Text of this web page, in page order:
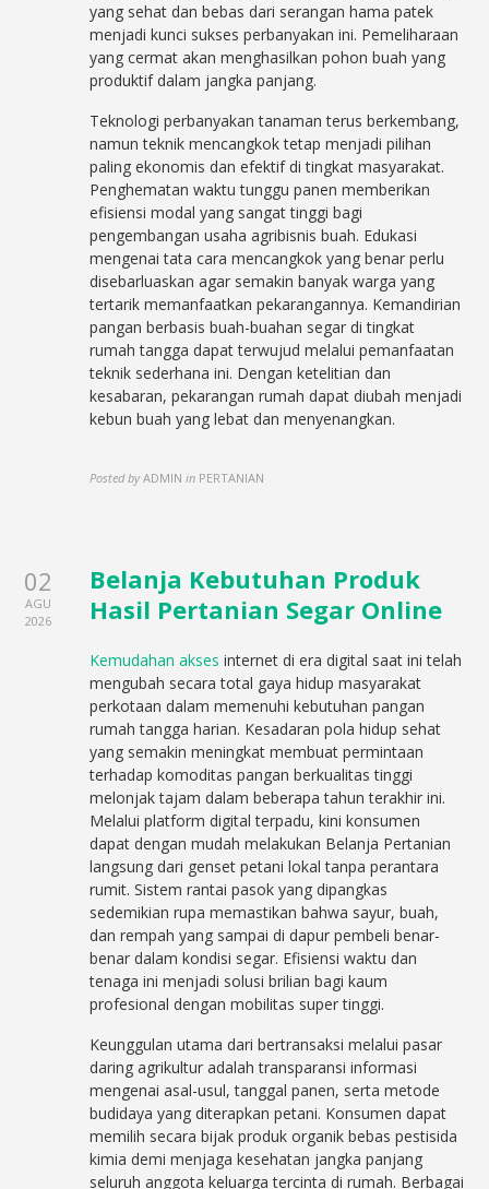
yang sehat dan bebas dari serangan hama patek
menjadi kunci sukses perbanyakan ini. Pemeliharaan
yang cermat akan menghasilkan pohon buah yang
produktif dalam jangka panjang.
Teknologi perbanyakan tanaman terus berkembang,
namun teknik mencangkok tetap menjadi pilihan
paling ekonomis dan efektif di tingkat masyarakat.
Penghematan waktu tunggu panen memberikan
efisiensi modal yang sangat tinggi bagi
pengembangan usaha agribisnis buah. Edukasi
mengenai tata cara mencangkok yang benar perlu
disebarluaskan agar semakin banyak warga yang
tertarik memanfaatkan pekarangannya. Kemandirian
pangan berbasis buah-buahan segar di tingkat
rumah tangga dapat terwujud melalui pemanfaatan
teknik sederhana ini. Dengan ketelitian dan
kesabaran, pekarangan rumah dapat diubah menjadi
kebun buah yang lebat dan menyenangkan.
Posted by ADMIN in PERTANIAN
02
AGU
2026
Belanja Kebutuhan Produk
Hasil Pertanian Segar Online
Kemudahan akses internet di era digital saat ini telah
mengubah secara total gaya hidup masyarakat
perkotaan dalam memenuhi kebutuhan pangan
rumah tangga harian. Kesadaran pola hidup sehat
yang semakin meningkat membuat permintaan
terhadap komoditas pangan berkualitas tinggi
melonjak tajam dalam beberapa tahun terakhir ini.
Melalui platform digital terpadu, kini konsumen
dapat dengan mudah melakukan Belanja Pertanian
langsung dari genset petani lokal tanpa perantara
rumit. Sistem rantai pasok yang dipangkas
sedemikian rupa memastikan bahwa sayur, buah,
dan rempah yang sampai di dapur pembeli benar-
benar dalam kondisi segar. Efisiensi waktu dan
tenaga ini menjadi solusi brilian bagi kaum
profesional dengan mobilitas super tinggi.
Keunggulan utama dari bertransaksi melalui pasar
daring agrikultur adalah transparansi informasi
mengenai asal-usul, tanggal panen, serta metode
budidaya yang diterapkan petani. Konsumen dapat
memilih secara bijak produk organik bebas pestisida
kimia demi menjaga kesehatan jangka panjang
seluruh anggota keluarga tercinta di rumah. Berbagai